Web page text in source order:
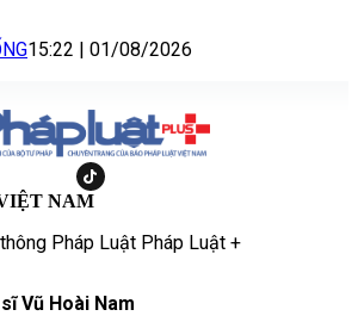
15:22 | 01/08/2026
NAM
Pháp Luật Pháp Luật +
Vũ Hoài Nam